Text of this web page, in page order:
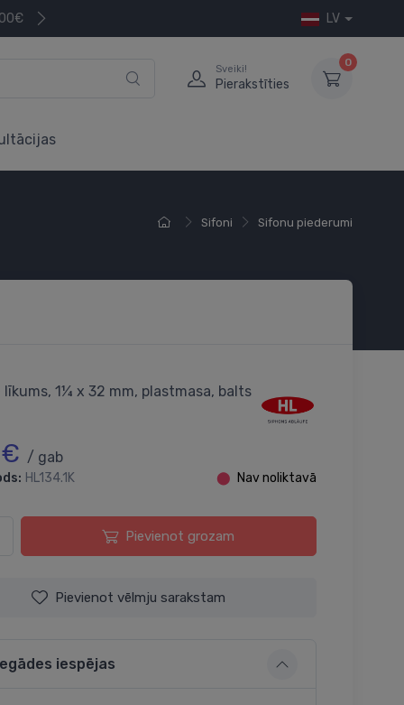
LV
Sveiki!
Pierakstīties
0
Sifoni Sifonu piederumi
1¼ x 32 mm, plastmasa, balts
€ / gab
HL134.1K ⬤ Nav noliktavā
Pievienot grozam
Pievienot vēlmju sarakstam
iespējas